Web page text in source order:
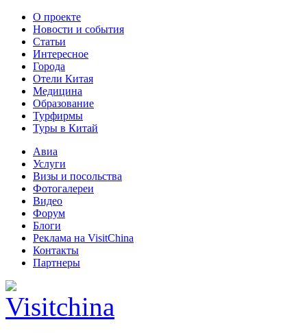
О проекте
Новости и события
Статьи
Интересное
Города
Отели Китая
Медицина
Образование
Турфирмы
Туры в Китай
Авиа
Услуги
Визы и посольства
Фотогалереи
Видео
Форум
Блоги
Реклама на VisitChina
Контакты
Партнеры